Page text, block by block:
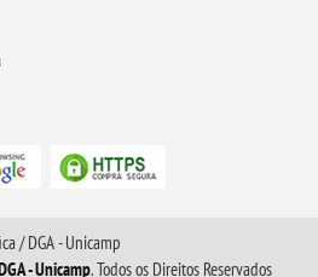
/ DGA - Unicamp
- Unicamp. Todos os Direitos Reservados